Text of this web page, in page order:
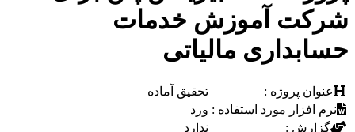
شرکت آموزش خدمات
حسابداری مالیاتی
عنوان پروژه :
تحقیق آماده
نرم افزار مورد استفاده : ورد
گزارش :
ندارد